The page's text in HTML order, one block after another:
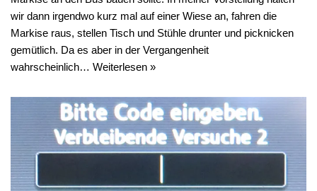
wir dann irgendwo kurz mal auf einer Wiese an, fahren die
Markise raus, stellen Tisch und Stühle drunter und picknicken
gemütlich. Da es aber in der Vergangenheit
wahrscheinlich… Weiterlesen »